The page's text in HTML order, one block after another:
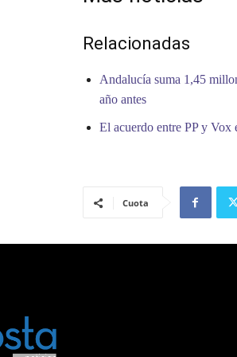
Relacionadas
Andalucía suma 1,45
año antes
El acuerdo entre PP y Vox
Cuota